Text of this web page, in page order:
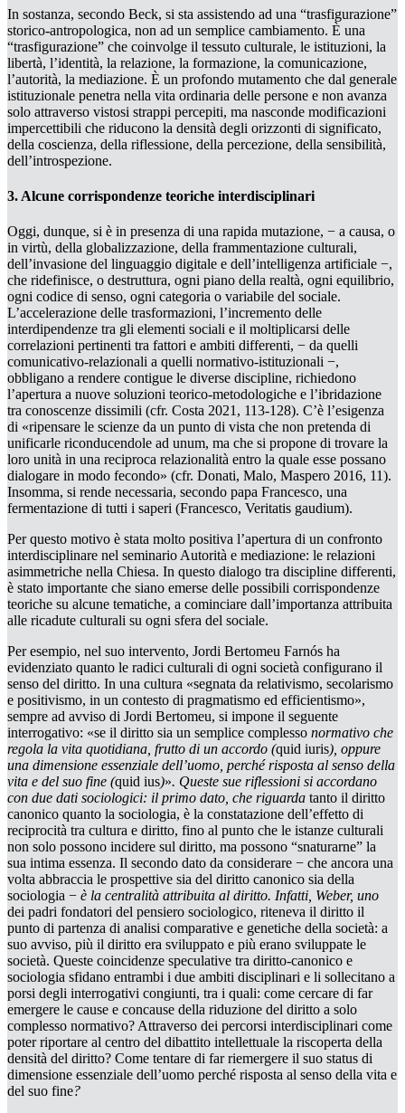
In sostanza, secondo Beck, si sta assistendo ad una “trasfigurazione”
storico-antropologica, non ad un semplice cambiamento. È una
“trasfigurazione” che coinvolge il tessuto culturale, le istituzioni, la
libertà, l’identità, la relazione, la formazione, la comunicazione,
l’autorità, la mediazione. È un profondo mutamento che dal generale
istituzionale penetra nella vita ordinaria delle persone e non avanza
solo attraverso vistosi strappi percepiti, ma nasconde modificazioni
impercettibili che riducono la densità degli orizzonti di significato,
della coscienza, della riflessione, della percezione, della sensibilità,
dell’introspezione.
3. Alcune corrispondenze teoriche interdisciplinari
Oggi, dunque, si è in presenza di una rapida mutazione, − a causa, o
in virtù, della globalizzazione, della frammentazione culturali,
dell’invasione del linguaggio digitale e dell’intelligenza artificiale −,
che ridefinisce, o destruttura, ogni piano della realtà, ogni equilibrio,
ogni codice di senso, ogni categoria o variabile del sociale.
L’accelerazione delle trasformazioni, l’incremento delle
interdipendenze tra gli elementi sociali e il moltiplicarsi delle
correlazioni pertinenti tra fattori e ambiti differenti, − da quelli
comunicativo-relazionali a quelli normativo-istituzionali −,
obbligano a rendere contigue le diverse discipline, richiedono
l’apertura a nuove soluzioni teorico-metodologiche e l’ibridazione
tra conoscenze dissimili (cfr. Costa 2021, 113-128). C’è l’esigenza
di «ripensare le scienze da un punto di vista che non pretenda di
unificarle riconducendole ad unum, ma che si propone di trovare la
loro unità in una reciproca relazionalità entro la quale esse possano
dialogare in modo fecondo» (cfr. Donati, Malo, Maspero 2016, 11).
Insomma, si rende necessaria, secondo papa Francesco, una
fermentazione di tutti i saperi (Francesco, Veritatis gaudium).
Per questo motivo è stata molto positiva l’apertura di un confronto
interdisciplinare nel seminario Autorità e mediazione: le relazioni
asimmetriche nella Chiesa. In questo dialogo tra discipline differenti,
è stato importante che siano emerse delle possibili corrispondenze
teoriche su alcune tematiche, a cominciare dall’importanza attribuita
alle ricadute culturali su ogni sfera del sociale.
Per esempio, nel suo intervento, Jordi Bertomeu Farnós ha
evidenziato quanto le radici culturali di ogni società configurano il
senso del diritto. In una cultura «segnata da relativismo, secolarismo
e positivismo, in un contesto di pragmatismo ed efficientismo»,
sempre ad avviso di Jordi Bertomeu, si impone il seguente
interrogativo: «se il diritto sia un semplice complesso normativo che
regola la vita quotidiana, frutto di un accordo (quid iuris), oppure
una dimensione essenziale dell’uomo, perché risposta al senso della
vita e del suo fine (quid ius)». Queste sue riflessioni si accordano
con due dati sociologici: il primo dato, che riguarda tanto il diritto
canonico quanto la sociologia, è la constatazione dell’effetto di
reciprocità tra cultura e diritto, fino al punto che le istanze culturali
non solo possono incidere sul diritto, ma possono “snaturarne” la
sua intima essenza. Il secondo dato da considerare − che ancora una
volta abbraccia le prospettive sia del diritto canonico sia della
sociologia − è la centralità attribuita al diritto. Infatti, Weber, uno
dei padri fondatori del pensiero sociologico, riteneva il diritto il
punto di partenza di analisi comparative e genetiche della società: a
suo avviso, più il diritto era sviluppato e più erano sviluppate le
società. Queste coincidenze speculative tra diritto-canonico e
sociologia sfidano entrambi i due ambiti disciplinari e li sollecitano a
porsi degli interrogativi congiunti, tra i quali: come cercare di far
emergere le cause e concause della riduzione del diritto a solo
complesso normativo? Attraverso dei percorsi interdisciplinari come
poter riportare al centro del dibattito intellettuale la riscoperta della
densità del diritto? Come tentare di far riemergere il suo status di
dimensione essenziale dell’uomo perché risposta al senso della vita e
del suo fine?